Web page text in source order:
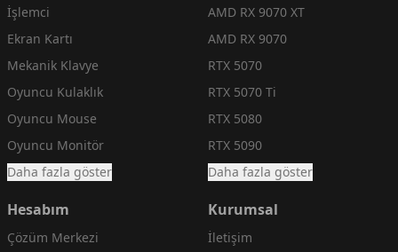
İşlemci
Ekran Kartı
Mekanik Klavye
Oyuncu Kulaklık
Oyuncu Mouse
Oyuncu Monitör
Daha fazla göster
AMD RX 9070 XT
AMD RX 9070
RTX 5070
RTX 5070 Ti
RTX 5080
RTX 5090
Daha fazla göster
Hesabım
Çözüm Merkezi
Kurumsal
İletişim